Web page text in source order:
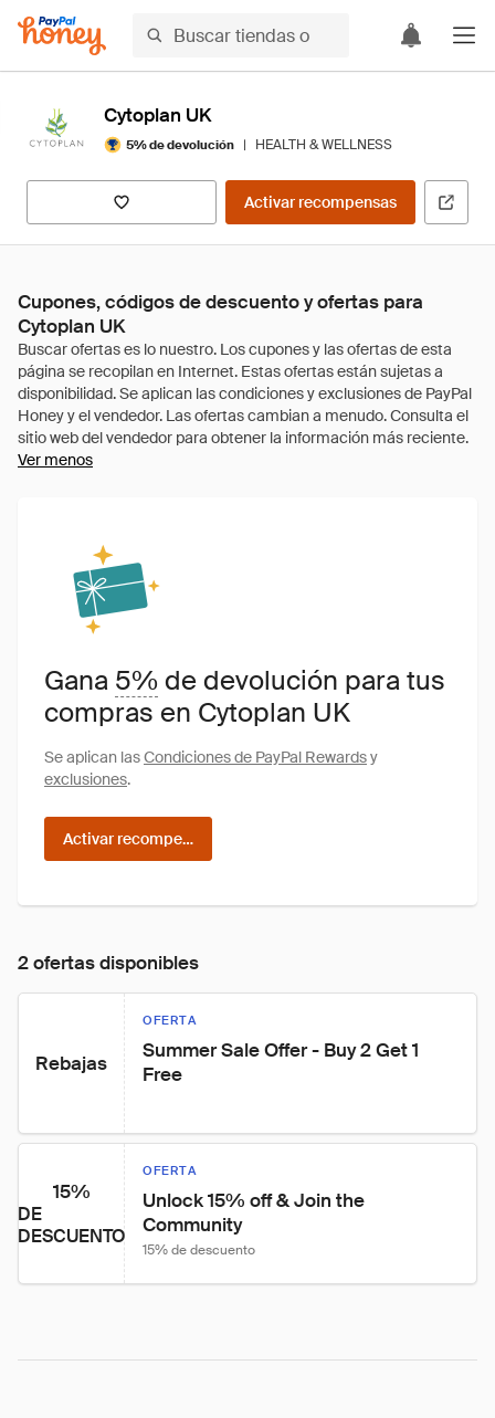
Cytoplan UK
5% de devolución | HEALTH & WELLNESS
Activar recompensas
Cupones, códigos de descuento y ofertas para
Cytoplan UK
Ver menos
Gana 5% de devolución para tus
compras en Cytoplan UK
Se aplican lasCondiciones de PayPal Rewardsy
exclusiones.
Activar recompensas
2 ofertas disponibles
Rebajas
OFERTA
Summer Sale Offer - Buy 2 Get 1
Free
15%
DE
DESCUENTO
OFERTA
Unlock 15% off & Join the
Community
15% de descuento